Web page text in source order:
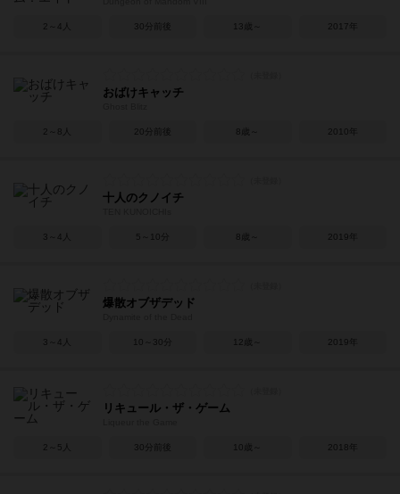
2～4人 30分前後 13歳～ 2017年
おばけキャッチ
2～8人 20分前後 8歳～ 2010年
十人のクノイチ
3～4人 5～10分 8歳～ 2019年
爆散オブザデッド
3～4人 10～30分 12歳～ 2019年
リキュール・ザ・ゲーム
2～5人 30分前後 10歳～ 2018年